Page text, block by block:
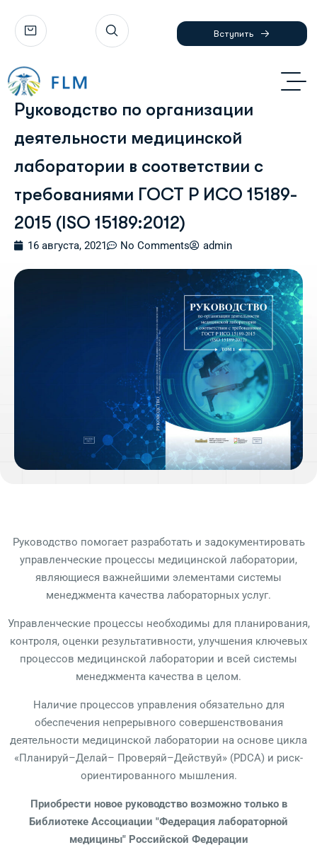
Вступить
Руководство по организации
деятельности медицинской
лаборатории в соответствии с
требованиями ГОСТ Р ИСО 15189-
2015 (ISO 15189:2012)
16 августа, 2021 No Comments admin
Руководство помогает разработать и задокументировать
управленческие процессы медицинской лаборатории,
являющиеся важнейшими элементами системы
менеджмента качества лабораторных услуг.
Управленческие процессы необходимы для планирования,
контроля, оценки результативности, улучшения ключевых
процессов медицинской лаборатории и всей системы
менеджмента качества в целом.
Наличие процессов управления обязательно для
обеспечения непрерывного совершенствования
деятельности медицинской лаборатории на основе цикла
«Планируй–Делай– Проверяй–Действуй» (PDCA) и риск-
ориентированного мышления.
Приобрести новое руководство возможно только в
Библиотеке Ассоциации "Федерация лабораторной
медицины" Российской Федерации